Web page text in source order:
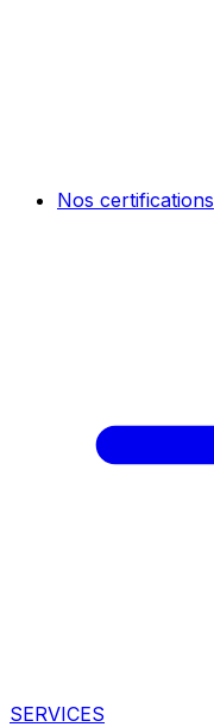
Nos certifications
SERVICES